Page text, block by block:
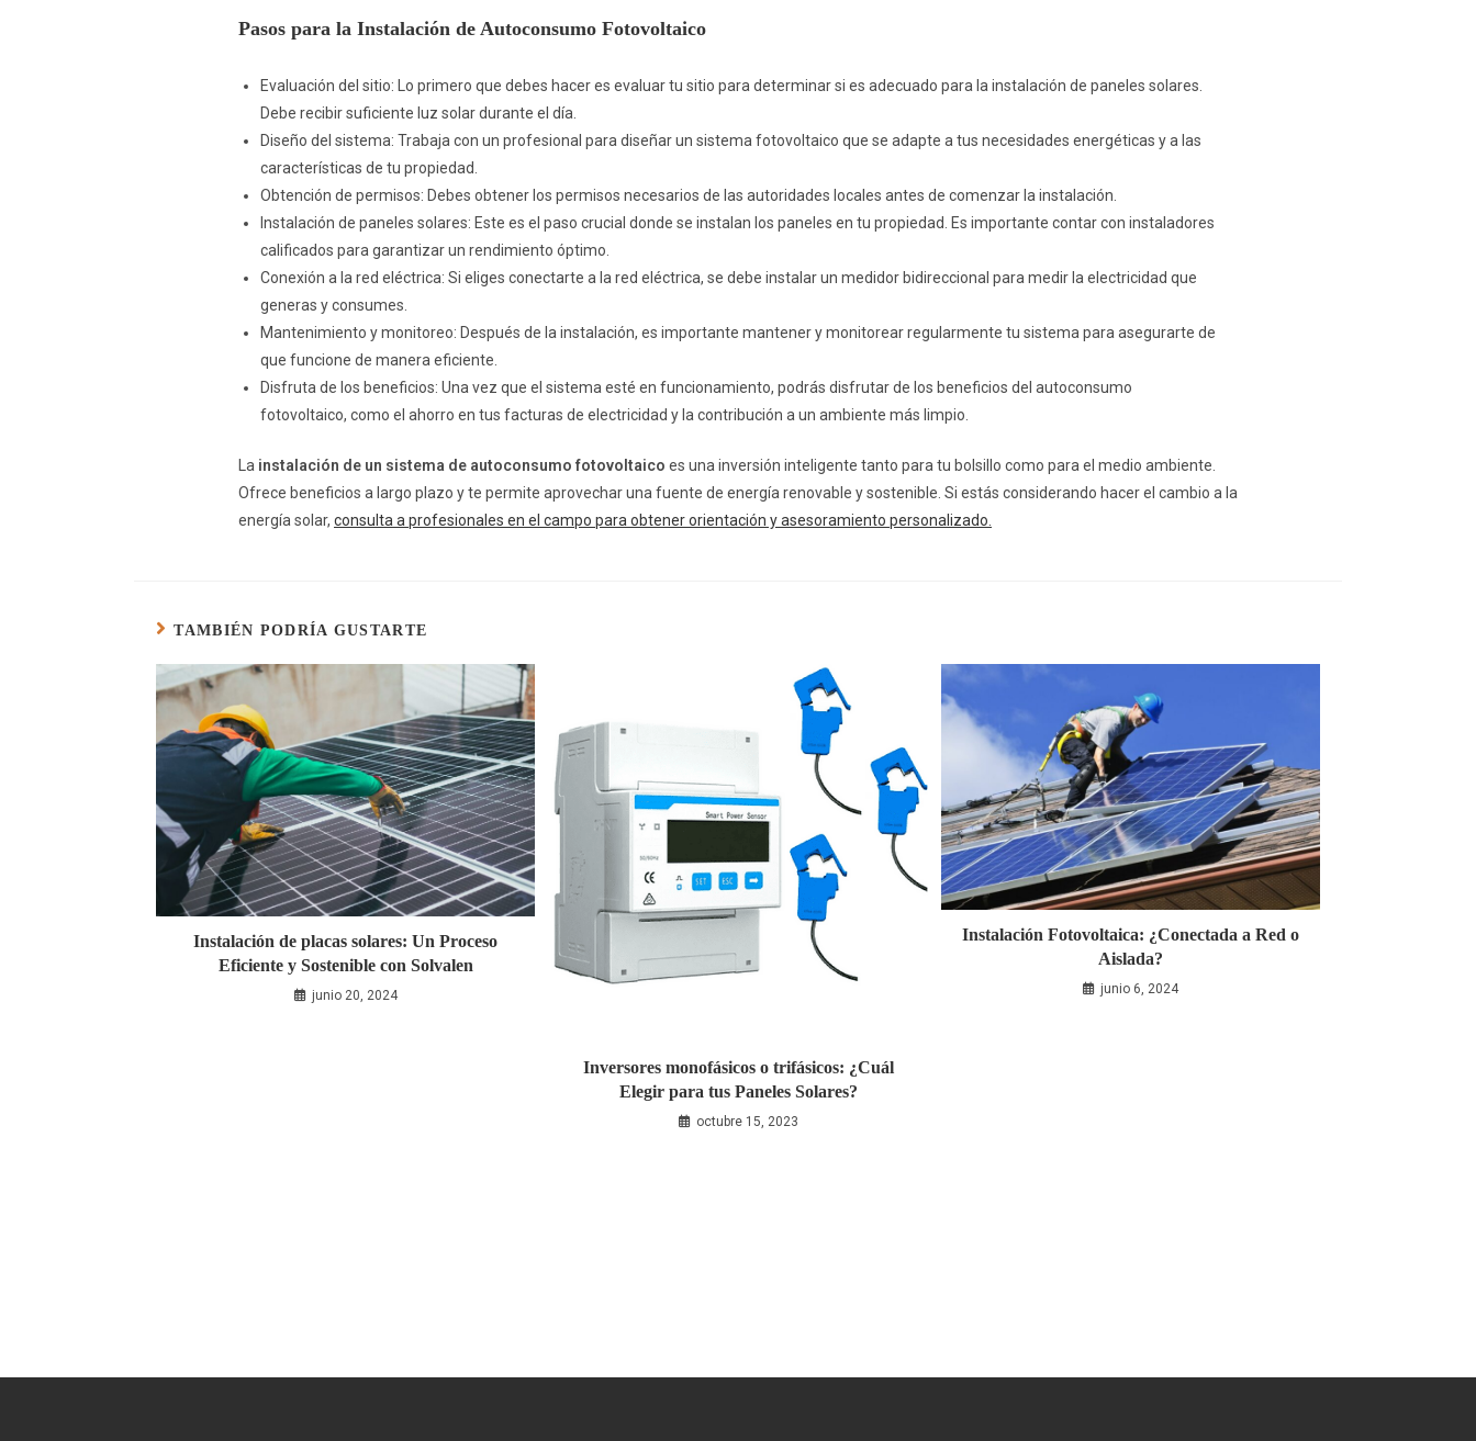
Pasos para la Instalación de Autoconsumo Fotovoltaico
Evaluación del sitio: Lo primero que debes hacer es evaluar tu sitio para determinar si es adecuado para la instalación de paneles solares.
Debe recibir suficiente luz solar durante el día.
Diseño del sistema: Trabaja con un profesional para diseñar un sistema fotovoltaico que se adapte a tus necesidades energéticas y a las
características de tu propiedad.
Obtención de permisos: Debes obtener los permisos necesarios de las autoridades locales antes de comenzar la instalación.
Instalación de paneles solares: Este es el paso crucial donde se instalan los paneles en tu propiedad. Es importante contar con instaladores
calificados para garantizar un rendimiento óptimo.
Conexión a la red eléctrica: Si eliges conectarte a la red eléctrica, se debe instalar un medidor bidireccional para medir la electricidad que
generas y consumes.
Mantenimiento y monitoreo: Después de la instalación, es importante mantener y monitorear regularmente tu sistema para asegurarte de
que funcione de manera eficiente.
Disfruta de los beneficios: Una vez que el sistema esté en funcionamiento, podrás disfrutar de los beneficios del autoconsumo
fotovoltaico, como el ahorro en tus facturas de electricidad y la contribución a un ambiente más limpio.
La instalación de un sistema de autoconsumo fotovoltaico es una inversión inteligente tanto para tu bolsillo como para el medio ambiente.
Ofrece beneficios a largo plazo y te permite aprovechar una fuente de energía renovable y sostenible. Si estás considerando hacer el cambio a la
energía solar, consulta a profesionales en el campo para obtener orientación y asesoramiento personalizado.
TAMBIÉN PODRÍA GUSTARTE
Instalación de placas solares: Un Proceso
Eficiente y Sostenible con Solvalen
junio 20, 2024
Inversores monofásicos o trifásicos: ¿Cuál
Elegir para tus Paneles Solares?
octubre 15, 2023
Instalación Fotovoltaica: ¿Conectada a Red o
Aislada?
junio 6, 2024